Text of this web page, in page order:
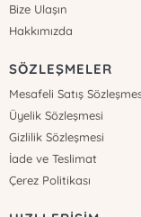
Bize Ulaşın
Hakkımızda
SÖZLEŞMELER
Mesafeli Satış
Üyelik Sözleşmesi
Gizlilik Sözleşmesi
İade ve Teslimat
Çerez Politikası